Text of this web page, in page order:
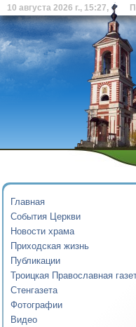
10 августа 2026 г., 15:27,
Главная
События Церкви
Новости храма
Приходская жизнь
Публикации
Троицкая Православная
Стенгазета
Фотографии
Видео